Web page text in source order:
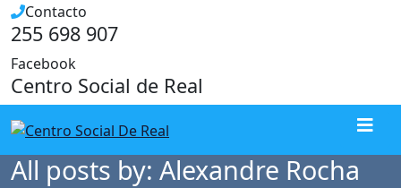
Contacto
255 698 907
Facebook
Centro Social de Real
All posts by: Alexandre Rocha